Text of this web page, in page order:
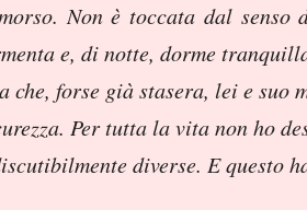
Non è toccata dal
e, di notte, dorme
che, forse già stasera, lei e
Per tutta la vita non ho
diverse. E questo